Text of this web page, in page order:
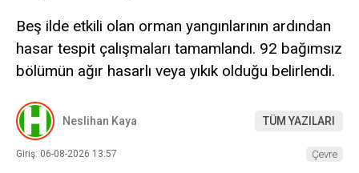
Beş ilde etkili olan orman yangınlarının ardından
hasar tespit çalışmaları tamamlandı. 92 bağımsız
bölümün ağır hasarlı veya yıkık olduğu belirlendi.
Neslihan Kaya TÜM YAZILARI
Giriş: 06-08-2026 13:57 Çevre